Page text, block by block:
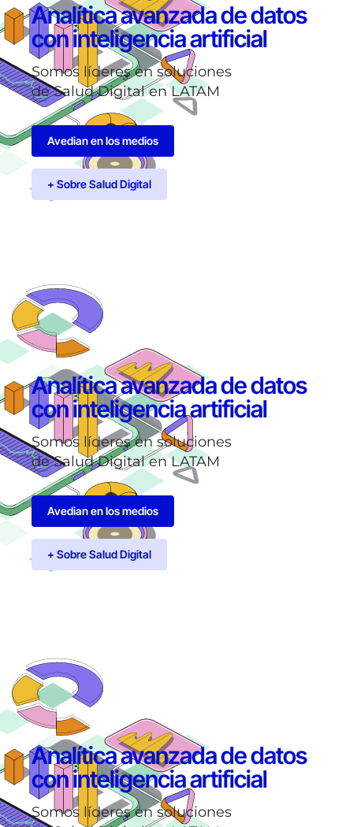
Analítica avanzada de datos
con inteligencia artificial
Somos líderes en soluciones
de Salud Digital en LATAM
Avedian en los medios
+ Sobre Salud Digital
Analítica avanzada de datos
con inteligencia artificial
Somos líderes en soluciones
de Salud Digital en LATAM
Avedian en los medios
+ Sobre Salud Digital
Analítica avanzada de datos
con inteligencia artificial
Somos líderes en soluciones